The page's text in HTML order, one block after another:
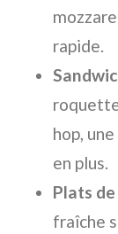
rapide.
hop,
en plus.
Plats
fraîche